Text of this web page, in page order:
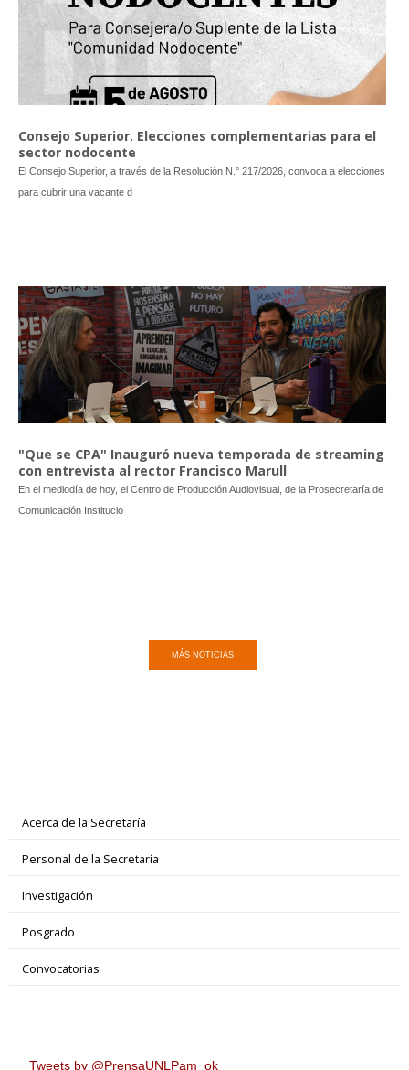
Consejo Superior. Elecciones complementarias para el
sector nodocente
El Consejo Superior, a través de la Resolución N.° 217/2026, convoca a elecciones
para cubrir una vacante d
"Que se CPA" Inauguró nueva temporada de streaming
con entrevista al rector Francisco Marull
En el mediodía de hoy, el Centro de Producción Audiovisual, de la Prosecretaría de
Comunicación Institucio
MÁS NOTICIAS
Acerca de la Secretaría
Personal de la Secretaría
Investigación
Posgrado
Convocatorias
Tweets by @PrensaUNLPam_ok